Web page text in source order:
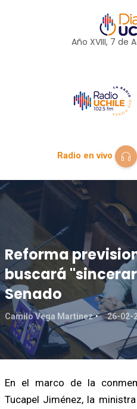
Año XVIII, 7 de
Radio en vivo
Reforma
buscará
Senado
Camilo Vega Martinez 26-02-
En el marco de la
Tucapel Jiménez, la